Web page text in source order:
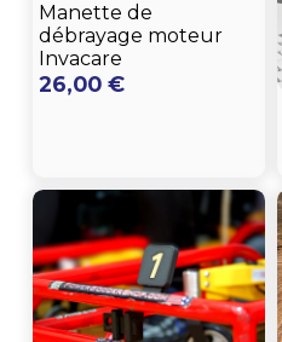
Manette de
débrayage moteur
Invacare
26,00 €